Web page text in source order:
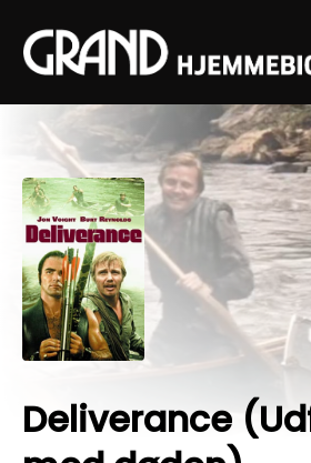
Accessibility Links
Deliverance